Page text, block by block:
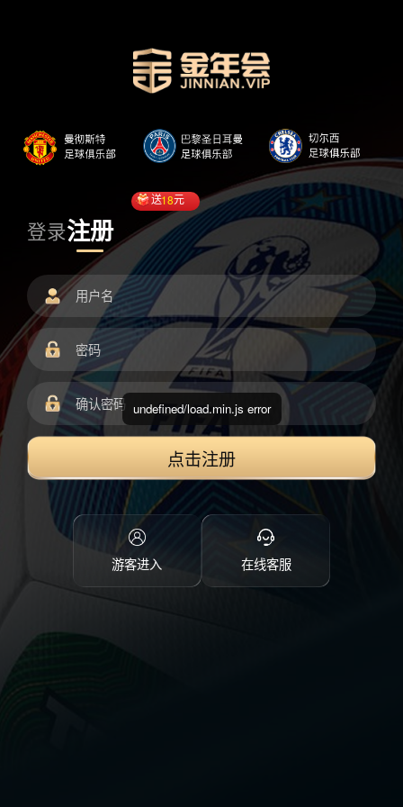
登录注册
送18元
点击注册
游客进入 在线客服
undefined/load.min.js error